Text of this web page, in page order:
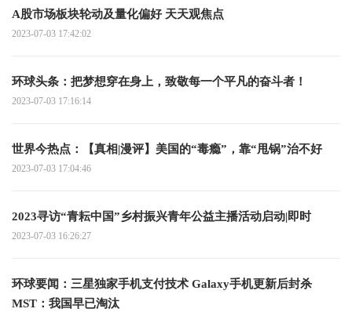
A股市场板块轮动及量化偏好 天天观焦点
2023-07-03 17:42:02
环球头条：把梦想穿在身上，致敬每一个平凡的奋斗者！
2023-07-03 17:16:14
世界今热点：【真相|漫评】美国的“毒瘾”，靠“甩锅”治不好
2023-07-03 17:04:46
2023寻访“青耘中国”乡村振兴青年公益主播活动启动|即时
2023-07-03 16:26:27
环球要闻：三星独家手机支付技术 Galaxy手机更新后封杀
MST：我国早已淘汰